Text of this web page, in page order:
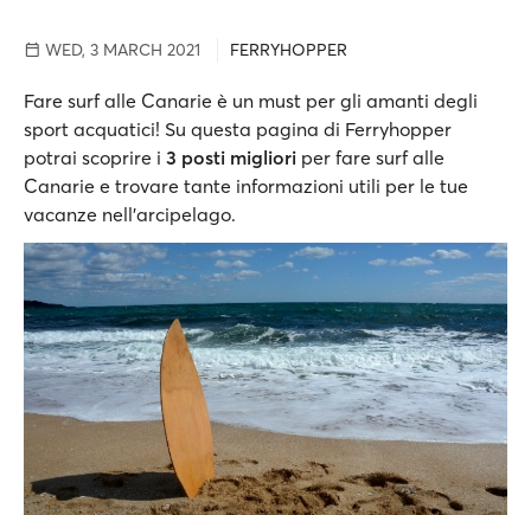
WED, 3 MARCH 2021 FERRYHOPPER
Fare surf alle Canarie è un must per gli amanti degli
sport acquatici! Su questa pagina di Ferryhopper
potrai scoprire i 3 posti migliori per fare surf alle
Canarie e trovare tante informazioni utili per le tue
vacanze nell’arcipelago.